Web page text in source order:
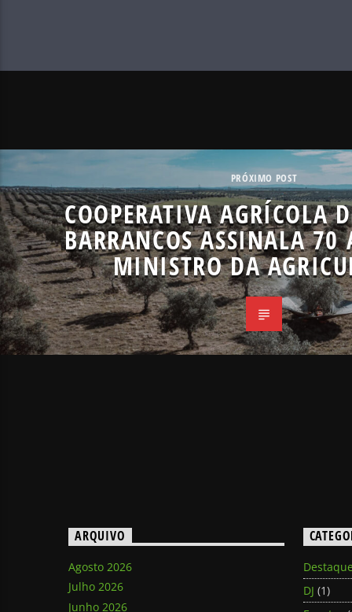
PRÓXIMO POST
COOPERATIVA AGRÍCOLA
BARRANCOS ASSINALA 70
MINISTRO DA
ARQUIVO
Agosto 2026
Julho 2026
Junho 2026
DJ (1)